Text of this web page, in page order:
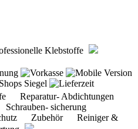
Klebstoffe
Reparatur- Abdichtungen
sicherung
Zubehör Reiniger &